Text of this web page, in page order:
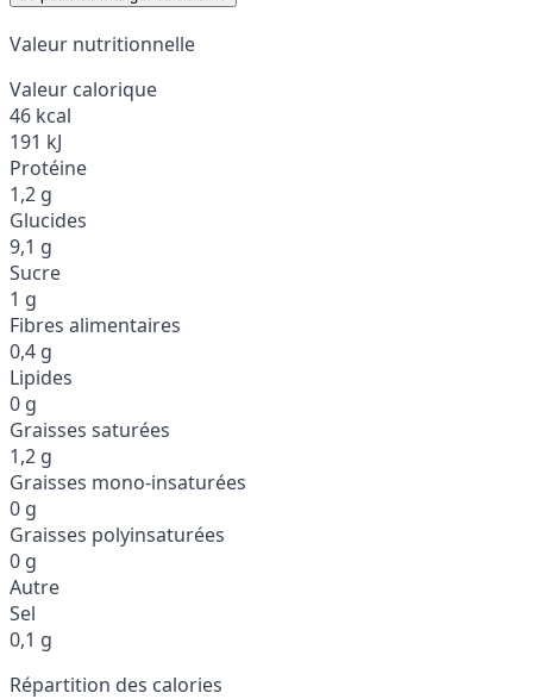
Valeur nutritionnelle
Valeur calorique
46 kcal
191 kJ
Protéine
1,2 g
Glucides
9,1 g
Sucre
1 g
Fibres alimentaires
0,4 g
Lipides
0 g
Graisses saturées
1,2 g
Graisses mono-insaturées
0 g
Graisses polyinsaturées
0 g
Autre
Sel
0,1 g
Répartition des calories